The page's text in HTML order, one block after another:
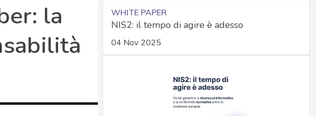
la
WHITE PAPER
NIS2: il tempo di agire è adesso
04 Nov 2025